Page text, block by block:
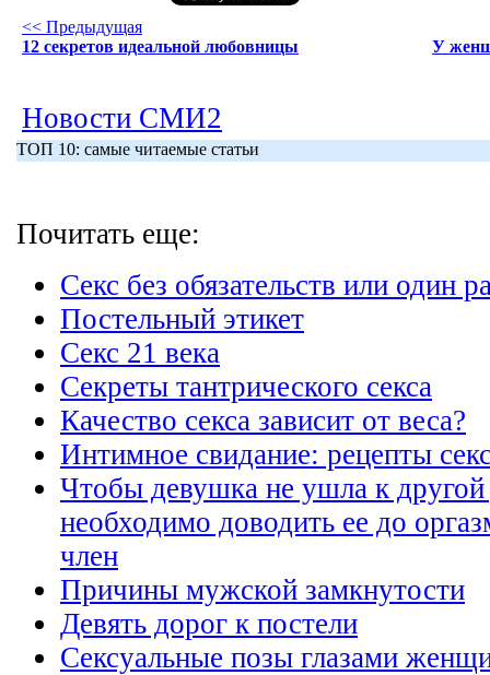
<< Предыдущая
12 секретов идеальной любовницы
У
Новости СМИ2
ТОП 10: самые читаемые статьи
Почитать еще:
Секс без обязательств или один
Постельный этикет
Секс 21 века
Секреты тантрического секса
Качество секса зависит от веса?
Интимное свидание: рецепты
Чтобы девушка не ушла к
необходимо доводить ее до
член
Причины мужской замкнутости
Девять дорог к постели
Сексуальные позы глазами